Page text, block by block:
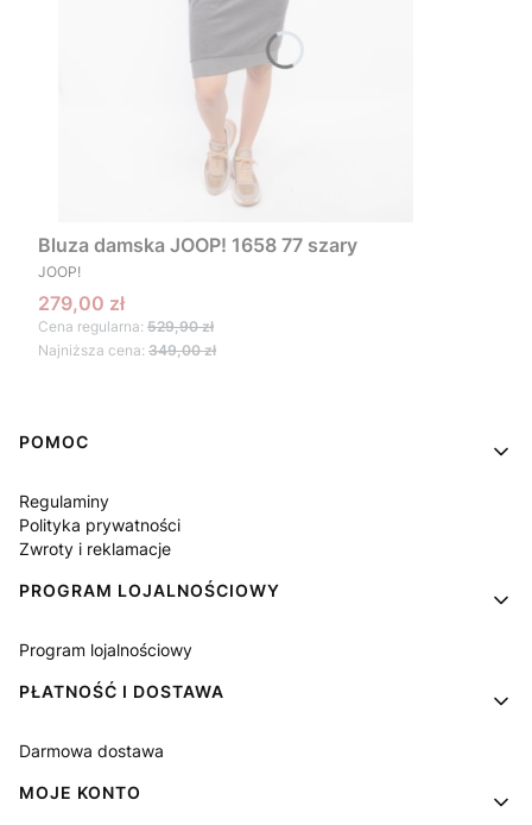
Bluza damska JOOP! 1658 77 szary
PRODUCENT
JOOP!
Cena promocyjna
279,00 zł
Cena regularna: 529,90 zł
Najniższa cena: 349,00 zł
Linki w stopce
POMOC
Regulaminy
Polityka prywatności
Zwroty i reklamacje
PROGRAM LOJALNOŚCIOWY
Program lojalnościowy
PŁATNOŚĆ I DOSTAWA
Darmowa dostawa
MOJE KONTO